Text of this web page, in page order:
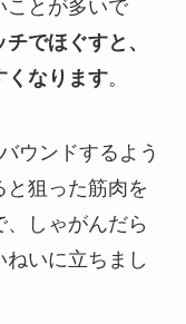
ことが多いで
でほぐすと、
くなります。
ウンドするよう
狙った筋肉を
しゃがんだら
いに立ちまし